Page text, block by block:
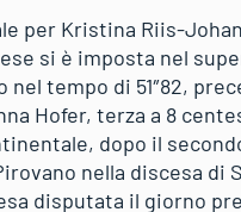
per Kristina Riis-
si è imposta nel
tempo di 51″82,
Hofer, terza a 8
dopo il
nella discesa di
disputata il giorno